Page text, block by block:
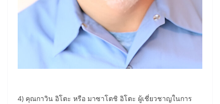
4) คุณกาวิน อิโตะ หรือ มาซาโตชิ อิโตะ ผู้เชี่ยวชาญในการ